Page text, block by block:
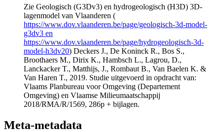
Zie Geologisch (G3Dv3) en hydrogeologisch (H3D) 3D-
lagenmodel van Vlaanderen (
https://www.dov.vlaanderen.be/page/geologisch-3d-model-
g3dv3 en
https://www.dov.vlaanderen.be/page/hydrogeologisch-3d-
model-h3dv20) Deckers J., De Koninck R., Bos S.,
Broothaers M., Dirix K., Hambsch L., Lagrou, D.,
Lanckacker T., Matthijs, J., Rombaut B., Van Baelen K. &
Van Haren T., 2019. Studie uitgevoerd in opdracht van:
Vlaams Planbureau voor Omgeving (Departement
Omgeving) en Vlaamse Milieumaatschappij
2018/RMA/R/1569, 286p + bijlagen.
Meta-metadata